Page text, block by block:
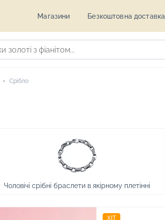
Магазини Безкоштовна доставка
Срібло
Чоловічі срібні браслети в якірному плетінні
ХІТ